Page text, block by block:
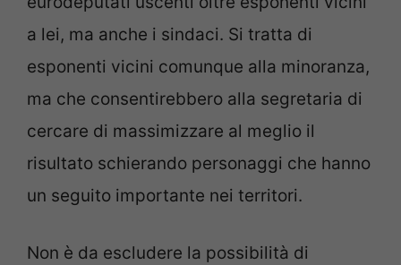
a lei, ma anche i sindaci. Si tratta di
esponenti vicini comunque alla minoranza,
ma che consentirebbero alla segretaria di
cercare di massimizzare al meglio il
risultato schierando personaggi che hanno
un seguito importante nei territori.
Non è da escludere la possibilità di